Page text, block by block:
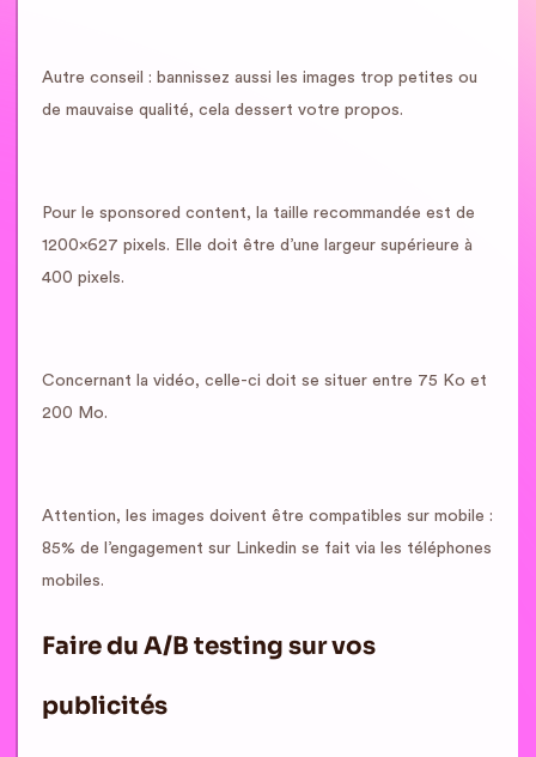
Autre conseil : bannissez aussi les images trop petites ou
de mauvaise qualité, cela dessert votre propos.
Pour le sponsored content, la taille recommandée est de
1200x627 pixels. Elle doit être d’une largeur supérieure à
400 pixels.
Concernant la vidéo, celle-ci doit se situer entre 75 Ko et
200 Mo.
Attention, les images doivent être compatibles sur mobile :
85% de l’engagement sur Linkedin se fait via les téléphones
mobiles.
Faire du A/B testing sur vos
publicités